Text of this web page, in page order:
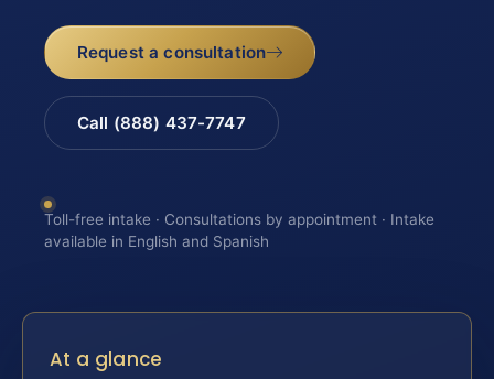
Request a consultation
Call (888) 437-7747
Toll-free intake · Consultations by appointment · Intake
available in English and Spanish
At a glance